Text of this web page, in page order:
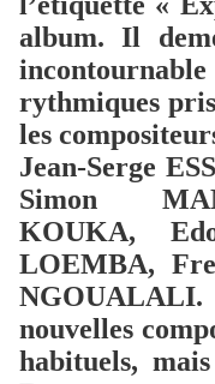
album. Il
rythmiques
les
Jean-Serge
Simon
KOUKA,
LOEMBA,
nouvelles
habituels,